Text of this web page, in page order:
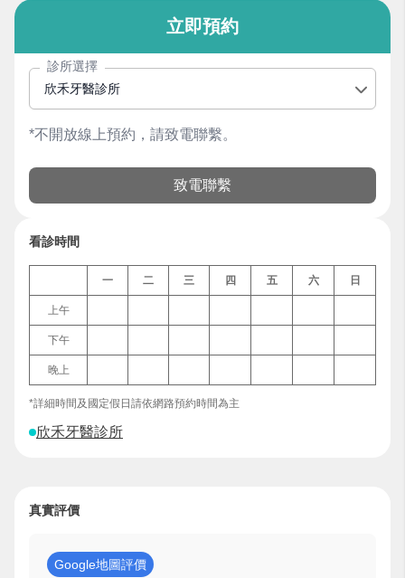
看診時間
一 二 三 四 五 六 日
上午
下午
晚上
*詳細時間及國定假日請依網路預約時間為主
欣禾牙醫診所
立即預約
診所選擇
欣禾牙醫診所
*不開放線上預約，請致電聯繫。
致電聯繫
真實評價
Google地圖評價